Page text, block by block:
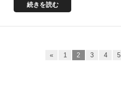
続きを読む
« 1 2 3 4 5